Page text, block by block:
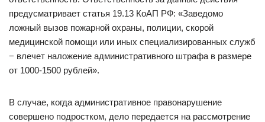
предусматривает статья 19.13 КоАП РФ: «Заведомо
ложный вызов пожарной охраны, полиции, скорой
медицинской помощи или иных специализированных служб
− влечет наложение административного штрафа в размере
от 1000-1500 рублей».
В случае, когда административное правонарушение
совершено подростком, дело передается на рассмотрение